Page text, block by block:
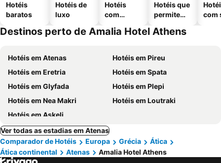
Hotéis
baratos
Hotéis de
luxo
Hotéis
com
Hotéis que
permitem
com
Destinos perto de Amalia Hotel Athens
Hotéis em Atenas
Hotéis em Pireu
Hotéis em Eretria
Hotéis em Spata
Hotéis em Glyfada
Hotéis em Plepi
Hotéis em Nea Makri
Hotéis em Loutraki
Hotéis em Askeli
Ver todas as estadias em Atenas
Comparador de Hotéis
Europa Grécia
Ática
Ática continental
Atenas Amalia Hotel Athens